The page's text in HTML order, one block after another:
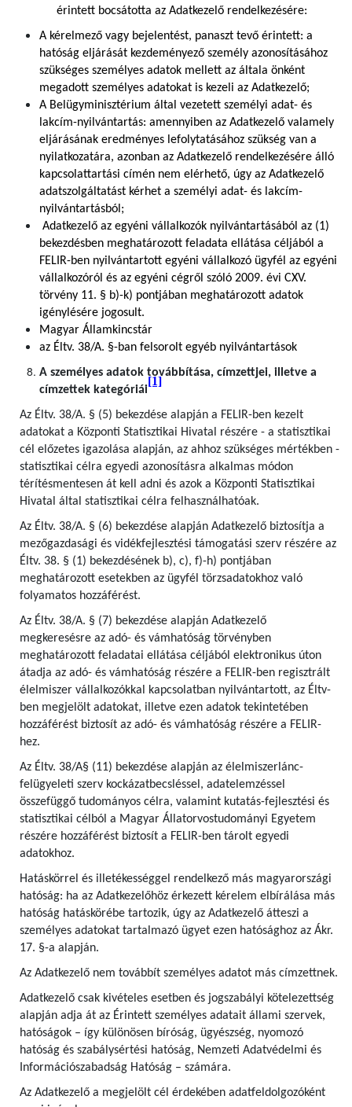
érintett bocsátotta az Adatkezelő rendelkezésére:
A kérelmező vagy bejelentést, panaszt tevő érintett: a
hatóság eljárását kezdeményező személy azonosításához
szükséges személyes adatok mellett az általa önként
megadott személyes adatokat is kezeli az Adatkezelő;
A Belügyminisztérium által vezetett személyi adat- és
lakcím-nyilvántartás: amennyiben az Adatkezelő valamely
eljárásának eredményes lefolytatásához szükség van a
nyilatkozatára, azonban az Adatkezelő rendelkezésére álló
kapcsolattartási címén nem elérhető, úgy az Adatkezelő
adatszolgáltatást kérhet a személyi adat- és lakcím-
nyilvántartásból;
Adatkezelő az egyéni vállalkozók nyilvántartásából az (1)
bekezdésben meghatározott feladata ellátása céljából a
FELIR-ben nyilvántartott egyéni vállalkozó ügyfél az egyéni
vállalkozóról és az egyéni cégről szóló 2009. évi CXV.
törvény 11. § b)-k) pontjában meghatározott adatok
igénylésére jogosult.
Magyar Államkincstár
az Éltv. 38/A. §-ban felsorolt egyéb nyilvántartások
A személyes adatok továbbítása, címzettjei, illetve a
címzettek kategóriái
[1]
Az Éltv. 38/A. § (5) bekezdése alapján a FELIR-ben kezelt
adatokat a Központi Statisztikai Hivatal részére - a statisztikai
cél előzetes igazolása alapján, az ahhoz szükséges mértékben -
statisztikai célra egyedi azonosításra alkalmas módon
térítésmentesen át kell adni és azok a Központi Statisztikai
Hivatal által statisztikai célra felhasználhatóak.
Az Éltv. 38/A. § (6) bekezdése alapján Adatkezelő biztosítja a
mezőgazdasági és vidékfejlesztési támogatási szerv részére az
Éltv. 38. § (1) bekezdésének b), c), f)-h) pontjában
meghatározott esetekben az ügyfél törzsadatokhoz való
folyamatos hozzáférést.
Az Éltv. 38/A. § (7) bekezdése alapján Adatkezelő
megkeresésre az adó- és vámhatóság törvényben
meghatározott feladatai ellátása céljából elektronikus úton
átadja az adó- és vámhatóság részére a FELIR-ben regisztrált
élelmiszer vállalkozókkal kapcsolatban nyilvántartott, az Éltv-
ben megjelölt adatokat, illetve ezen adatok tekintetében
hozzáférést biztosít az adó- és vámhatóság részére a FELIR-
hez.
Az Éltv. 38/A§ (11) bekezdése alapján az élelmiszerlánc-
felügyeleti szerv kockázatbecsléssel, adatelemzéssel
összefüggő tudományos célra, valamint kutatás-fejlesztési és
statisztikai célból a Magyar Állatorvostudományi Egyetem
részére hozzáférést biztosít a FELIR-ben tárolt egyedi
adatokhoz.
Hatáskörrel és illetékességgel rendelkező más magyarországi
hatóság: ha az Adatkezelőhöz érkezett kérelem elbírálása más
hatóság hatáskörébe tartozik, úgy az Adatkezelő átteszi a
személyes adatokat tartalmazó ügyet ezen hatósághoz az Ákr.
17. §-a alapján.
Az Adatkezelő nem továbbít személyes adatot más címzettnek.
Adatkezelő csak kivételes esetben és jogszabályi kötelezettség
alapján adja át az Érintett személyes adatait állami szervek,
hatóságok – így különösen bíróság, ügyészség, nyomozó
hatóság és szabálysértési hatóság, Nemzeti Adatvédelmi és
Információszabadság Hatóság – számára.
Az Adatkezelő a megjelölt cél érdekében adatfeldolgozóként